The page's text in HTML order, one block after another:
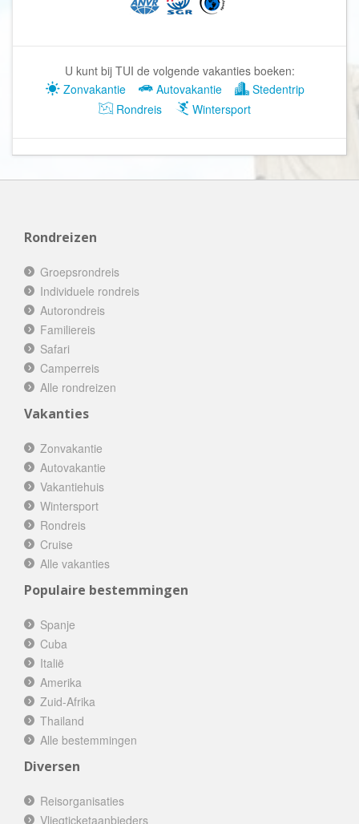
U kunt bij TUI de volgende vakanties boeken:
Zonvakantie
Autovakantie
Stedentrip
Rondreis
Wintersport
Rondreizen
Groepsrondreis
Individuele rondreis
Autorondreis
Familiereis
Safari
Camperreis
Alle rondreizen
Vakanties
Zonvakantie
Autovakantie
Vakantiehuis
Wintersport
Rondreis
Cruise
Alle vakanties
Populaire bestemmingen
Spanje
Cuba
Italië
Amerika
Zuid-Afrika
Thailand
Alle bestemmingen
Diversen
Reisorganisaties
Vliegticketaanbieders